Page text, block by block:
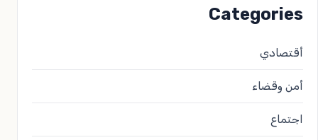
Categories
أقتصادي
أمن وقضاء
اجتماع